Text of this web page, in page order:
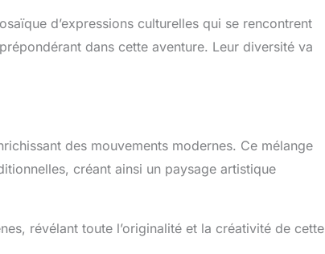
d’expressions culturelles qui se rencontrent
dans cette aventure. Leur diversité va
des mouvements modernes. Ce mélange
créant ainsi un paysage artistique
révélant toute l’originalité et la créativité de cette